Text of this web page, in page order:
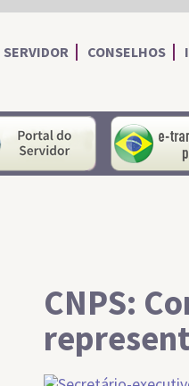
SERVIDOR CONSELHOS
portal do
CNPS: